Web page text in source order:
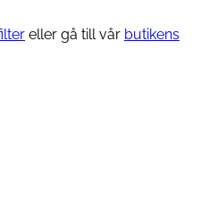
eller gå till vår butikens